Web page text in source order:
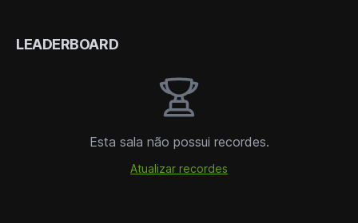
LEADERBOARD
Esta sala não possui recordes.
Atualizar recordes